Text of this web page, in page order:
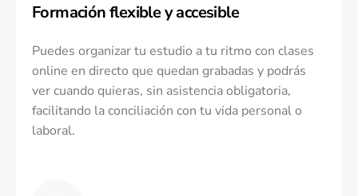
Formación flexible y accesible
Puedes organizar tu estudio a tu ritmo con clases
online en directo que quedan grabadas y podrás
ver cuando quieras, sin asistencia obligatoria,
facilitando la conciliación con tu vida personal o
laboral.